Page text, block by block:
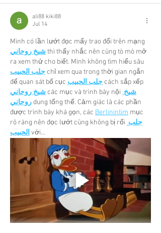
ali88 kiki88
Jul 14
Mình có lần lướt đọc mấy trao đổi trên mạng
شيخ روحاني thì thấy nhắc nên cũng tò mò mở
ra xem thử cho biết. Mình không tìm hiểu sâu
جلب الحبيب chỉ xem qua trong thời gian ngắn
để quan sát bố cục جلب الحبيب cách sắp xếp
شيخ روحاني các mục và trình bày nội شيخ
روحاني dung tổng thể. Cảm giác là các phần
được trình bày khá gọn, các Berlinintim mục
rõ ràng nên đọc lướt cũng không bị rối جلب
الحبيب với…